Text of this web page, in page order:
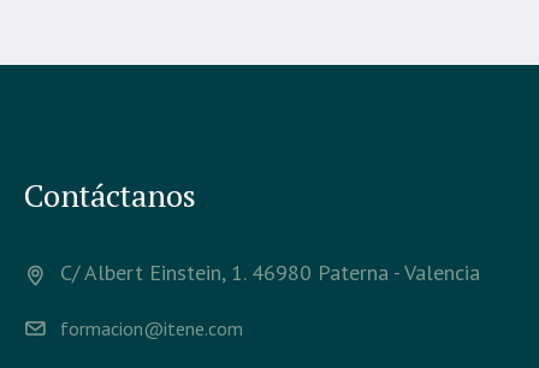
Contáctanos
C/ Albert Einstein, 1. 46980 Paterna - Valencia
formacion@itene.com